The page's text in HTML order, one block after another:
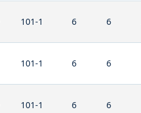
101-1 6 6
101-1 6 6
101-1 6 6